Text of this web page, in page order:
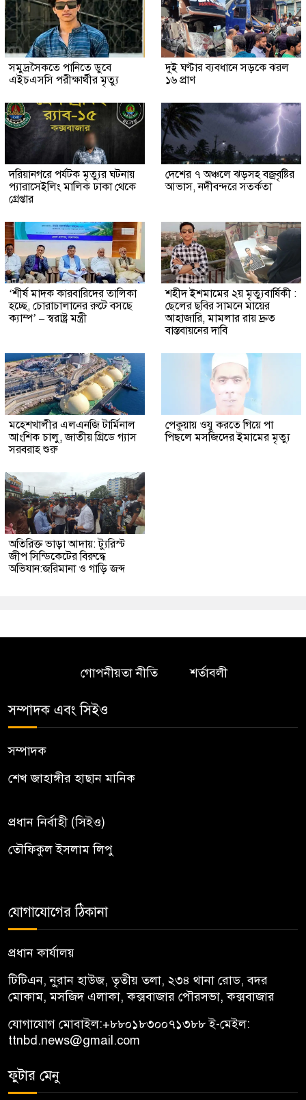
সমুদ্রসৈকতে পানিতে ডুবে
এইচএসসি পরীক্ষার্থীর মৃত্যু
দুই ঘণ্টার ব্যবধানে সড়কে ঝরল
১৬ প্রাণ
দরিয়ানগরে পর্যটক মৃত্যুর ঘটনায়
প্যারাসেইলিং মালিক ঢাকা থেকে
গ্রেপ্তার
দেশের ৭ অঞ্চলে ঝড়সহ বজ্রবৃষ্টির
আভাস, নদীবন্দরে সতর্কতা
‘শীর্ষ মাদক কারবারিদের তালিকা
হচ্ছে, চোরাচালানের রুটে বসছে
ক্যাম্প’ – স্বরাষ্ট্র মন্ত্রী
শহীদ ইশমামের ২য় মৃত্যুবার্ষিকী :
ছেলের ছবির সামনে মায়ের
আহাজারি, মামলার রায় দ্রুত
বাস্তবায়নের দাবি
মহেশখালীর এলএনজি টার্মিনাল
আংশিক চালু, জাতীয় গ্রিডে গ্যাস
সরবরাহ শুরু
পেকুয়ায় ওযু করতে গিয়ে পা
পিছলে মসজিদের ইমামের মৃত্যু
অতিরিক্ত ভাড়া আদায়: ট্যুরিস্ট
জীপ সিন্ডিকেটের বিরুদ্ধে
অভিযান:জরিমানা ও গাড়ি জব্দ
গোপনীয়তা নীতি শর্তাবলী
সম্পাদক এবং সিইও
সম্পাদক
শেখ জাহাঙ্গীর হাছান মানিক
প্রধান নির্বাহী (সিইও)
তৌফিকুল ইসলাম লিপু
যোগাযোগের ঠিকানা
প্রধান কার্যালয়
টিটিএন, নু্রান হাউজ, তৃতীয় তলা, ২৩৪ থানা রোড, বদর
মোকাম, মসজিদ এলাকা, কক্সবাজার পৌরসভা, কক্সবাজার
যোগাযোগ মোবাইল:+৮৮০১৮৩০০৭১৩৮৮ই-মেইল:
ttnbd.news@gmail.com
ফুটার মেনু